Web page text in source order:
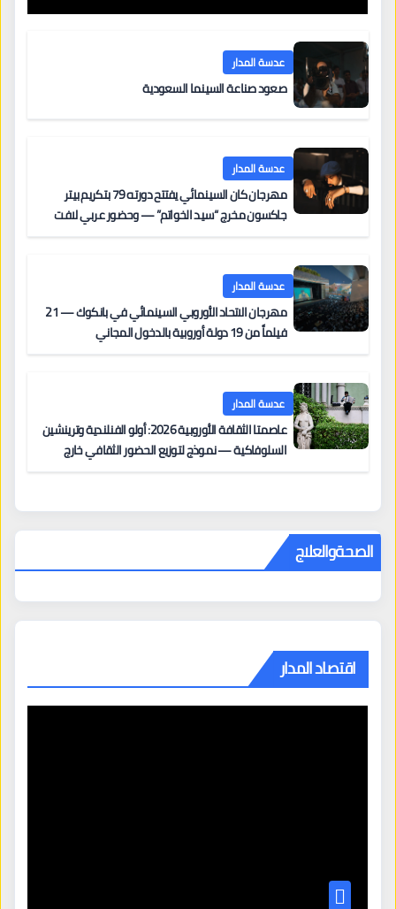
عدسة المدار
صعود صناعة السينما السعودية
عدسة المدار
مهرجان كان السينمائي يفتتح دورته 79 بتكريم بيتر
جاكسون مخرج “سيد الخواتم” — وحضور عربي لافت
عدسة المدار
مهرجان الاتحاد الأوروبي السينمائي في بانكوك — 21
فيلماً من 19 دولة أوروبية بالدخول المجاني
عدسة المدار
عاصمتا الثقافة الأوروبية 2026: أولو الفنلندية وترينشين
السلوفاكية — نموذج لتوزيع الحضور الثقافي خارج
الصحةوالعلاج
اقتصاد المدار